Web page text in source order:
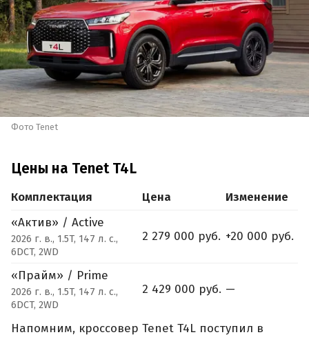
Фото Tenet
Цены на Tenet T4L
Комплектация Цена
Изменение
«Актив» / Active
2026 г. в., 1.5T, 147 л. с.,
6DCT, 2WD
2 279 000 руб. +20 000 руб.
«Прайм» / Prime
2026 г. в., 1.5T, 147 л. с.,
6DCT, 2WD
2 429 000 руб. —
Напомним, кроссовер Tenet T4L поступил в